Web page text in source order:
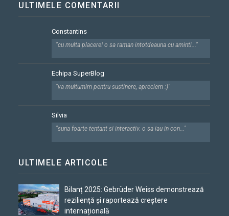
ULTIMELE COMENTARII
Constantins
"cu multa placere! o sa raman intotdeauna cu aminti..."
Echipa SuperBlog
"va multumim pentru sustinere, apreciem :)"
Silvia
"suna foarte tentant si interactiv. o sa iau in con..."
ULTIMELE ARTICOLE
Bilanț 2025: Gebrüder Weiss demonstrează
reziliență și raportează creștere
internațională